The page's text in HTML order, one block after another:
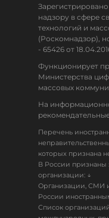
надзору в сфере
технологий и
(Роскомнадзор),
- 65426 от
Функционирует
Министерства
массовых
На
Перечень
которых признана
В России признаны
организации: ↓
Организации, СМИ
России
Список